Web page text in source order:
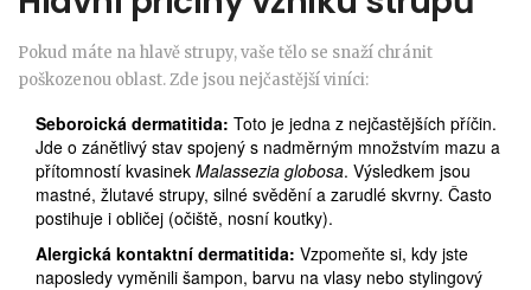
Pokud máte na hlavě strupy, vaše tělo se snaží chránit
poškozenou oblast. Zde jsou nejčastější viníci:
Seboroická dermatitida: Toto je jedna z nejčastějších příčin.
Jde o zánětlivý stav spojený s nadměrným množstvím mazu a
přítomností kvasinek Malassezia globosa. Výsledkem jsou
mastné, žlutavé strupy, silné svědění a zarudlé skvrny. Často
postihuje i obličej (očiště, nosní koutky).
Alergická kontaktní dermatitida: Vzpomeňte si, kdy jste
naposledy vyměnili šampon, barvu na vlasy nebo stylingový